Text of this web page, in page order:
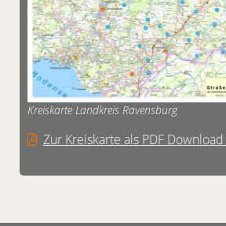
Kreiskarte Landkreis Ravensburg
Zur Kreiskarte als PDF Download